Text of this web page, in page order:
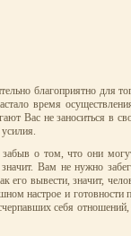
благоприятно для
время
Вас не заноситься в
о том, что они
Вам не нужно
его вывести, значит,
настрое и готовности
себя